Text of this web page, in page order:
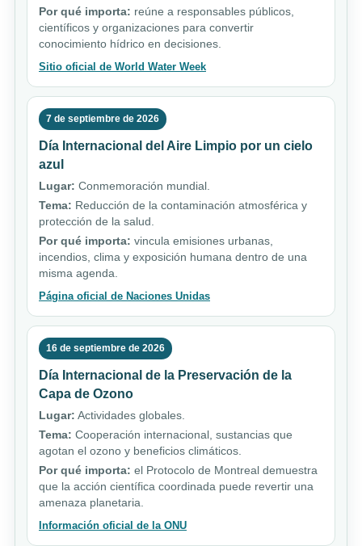
Por qué importa: reúne a responsables públicos,
científicos y organizaciones para convertir
conocimiento hídrico en decisiones.
Sitio oficial de World Water Week
7 de septiembre de 2026
Día Internacional del Aire Limpio por un cielo
azul
Lugar: Conmemoración mundial.
Tema: Reducción de la contaminación atmosférica y
protección de la salud.
Por qué importa: vincula emisiones urbanas,
incendios, clima y exposición humana dentro de una
misma agenda.
Página oficial de Naciones Unidas
16 de septiembre de 2026
Día Internacional de la Preservación de la
Capa de Ozono
Lugar: Actividades globales.
Tema: Cooperación internacional, sustancias que
agotan el ozono y beneficios climáticos.
Por qué importa: el Protocolo de Montreal demuestra
que la acción científica coordinada puede revertir una
amenaza planetaria.
Información oficial de la ONU